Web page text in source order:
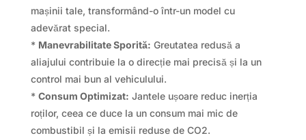
mașinii tale, transformând-o într-un model cu
adevărat special.
* Manevrabilitate Sporită: Greutatea redusă a
aliajului contribuie la o direcție mai precisă și la un
control mai bun al vehiculului.
* Consum Optimizat: Jantele ușoare reduc inerția
roților, ceea ce duce la un consum mai mic de
combustibil și la emisii reduse de CO2.